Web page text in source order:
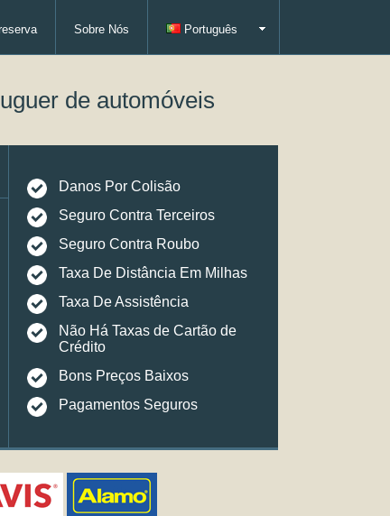
Sobre Nós Português
de automóveis
Danos Por Colisão
Seguro Contra Terceiros
Seguro Contra Roubo
Taxa De Distância Em Milhas
Taxa De Assistência
Não Há Taxas de Cartão de
Crédito
Bons Preços Baixos
Pagamentos Seguros